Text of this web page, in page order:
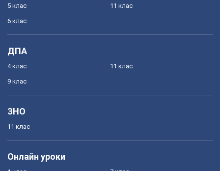
5 клас
6 клас
11 клас
ДПА
4 клас
9 клас
11 клас
ЗНО
11 клас
Онлайн уроки